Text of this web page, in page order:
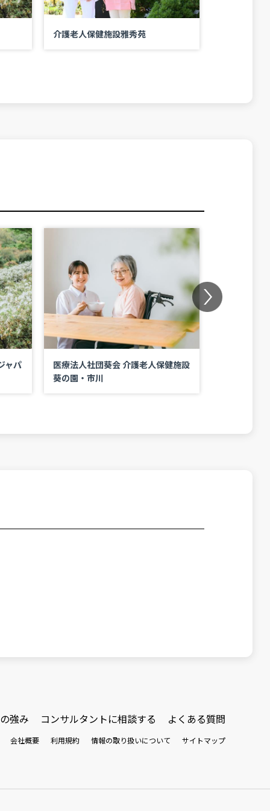
介護老人保健施設雅秀苑
ャパ
医療法人社団葵会 介護老人保健施設
葵の園・市川
Next
強み コンサルタントに相談する よくある質問
会社概要 利用規約 情報の取り扱いについて サイトマップ